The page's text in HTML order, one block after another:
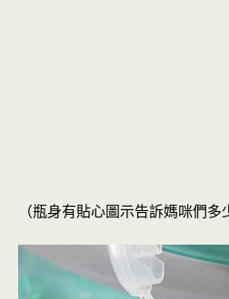
（瓶身有貼心圖示告訴媽咪們多